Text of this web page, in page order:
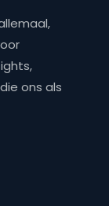
ons als